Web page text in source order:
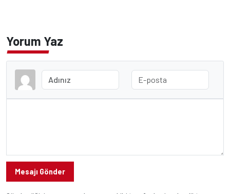
Yorum Yaz
Mesajı Gönder